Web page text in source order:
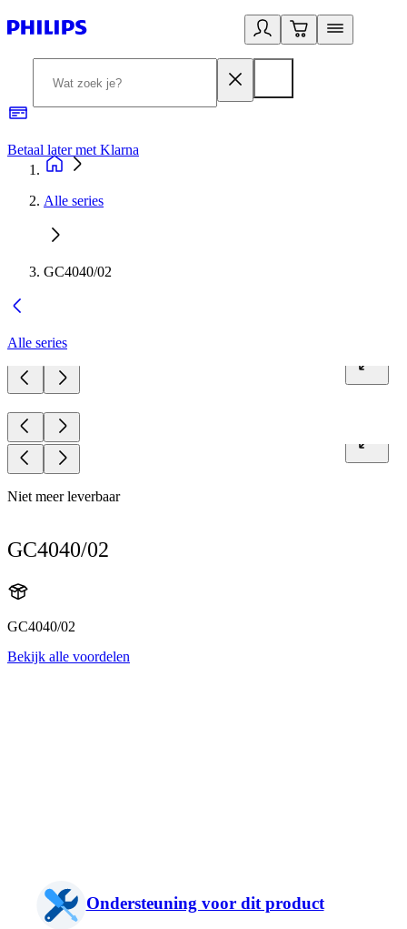
Betaal later met Klarna
Alle series
GC4040/02
Alle series
Niet meer leverbaar
GC4040/02
GC4040/02
Bekijk alle voordelen
Ondersteuning voor dit product